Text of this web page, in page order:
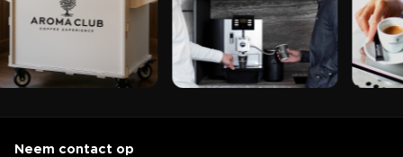
Neem contact op